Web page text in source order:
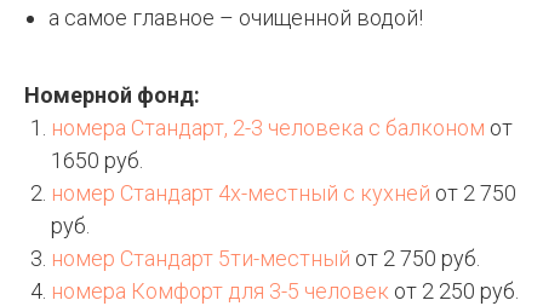
а самое главное – очищенной водой!
Номерной фонд:
номера Стандарт, 2-3 человека с балконом от
1650 руб.
номер Стандарт 4х-местный с кухней от 2 750
руб.
номер Стандарт 5ти-местный от 2 750 руб.
номера Комфорт для 3-5 человек от 2 250 руб.